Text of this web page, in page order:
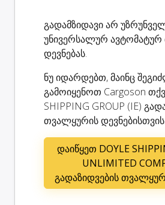
გადამზიდავი არ
უნივერსალურ
დევნებას.
ნუ იდარდებთ, მაინც
გამოიყენოთ Cargoson
SHIPPING GROUP (IE)
თვალყურის დევნებისთვის.
დაიწყეთ DOYLE
UNLIMITED
გადაზიდვების